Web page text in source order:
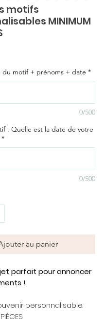
motifs
MINIMUM
du motif + prénoms + date *
0/500
: Quelle est la date de votre
*
0/500
au panier
parfait pour annoncer
!
personnalisable.